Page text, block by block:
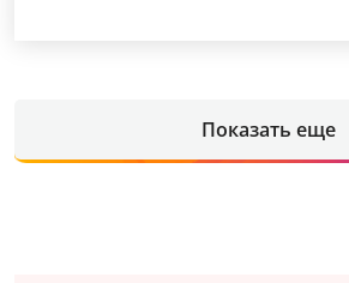
Показать еще